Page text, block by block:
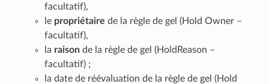
facultatif),
le propriétaire de la règle de gel (Hold Owner –
facultatif),
la raisonde la règle de gel (HoldReason –
facultatif) ;
la date de réévaluation de la règle de gel (Hold